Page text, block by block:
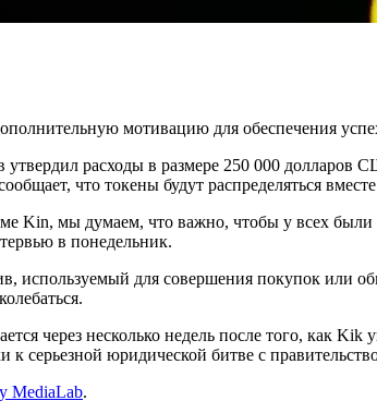
мотивацию для обеспечения
утвердил расходы в размере 250 000
что токены будут распределяться
Kin, мы думаем, что важно, чтобы у всех
в понедельник.
используемый для совершения покупок или
через несколько недель после того, как
серьезной юридической битве с
MediaLab.